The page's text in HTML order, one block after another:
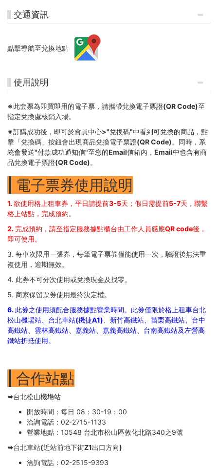
交通資訊
點擊導航至兌換地點
使用說明
※此套票為即買即用的電子票，請攜帶兌換電子票證(QR Code)至
指定兌換處核銷入場。
※訂購成功後，即可於會員中心>"兌換碼"中看到可兌換的商品，點
擊「兌換碼」按鈕會出現商品兌換電子票證(QR Code)。同時，系
統會發送"付款成功通知信"至您的Email信箱內，Email中也含有商
品兌換電子票證(QR Code)。
| 電子票券使用說明
1. 欲使用格上租車券，平日請提前3-5天；假日需提前5-7天，聯繫
格上站點，完成預約。
2. 完成預約，請至指定服務據點櫃台由工作人員感應QR code後，
即可使用。
3. 每車次限用一張券，每筆電子票券僅能使用一次，驗證後無法重
複使用，逾期無效。
4. 此券不可分次使用或兌換現金及找零。
5. 商家保留票券使用最終決定權。
6. 此券之使用須配合服務據點營業時間。此券僅限於格上租車台北
松山機場站、台北車站(機捷A1)、新竹高鐵站、苗栗高鐵站、台中
高鐵站、雲林高鐵站、嘉義站、嘉義高鐵站、台南高鐵站及左營高
鐵站折抵使用。
| 合作站點
➥台北松山機場站
開放時間：每日 08：30-19：00
洽詢電話：02-2715-1133
營業地點：10548 台北市松山區敦化北路340之9號
➥台北車站(近站前地下街Z1出口方向)
洽詢電話：02-2515-9393